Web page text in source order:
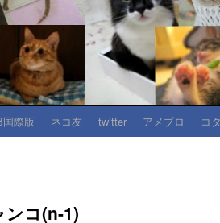
国際版 ネコ友 twitter アメブロ コ
コ(n-1)